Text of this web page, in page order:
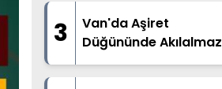
3
Van'da Aşiret
Düğününde Akılalmaz
Rakam: Bavullarla